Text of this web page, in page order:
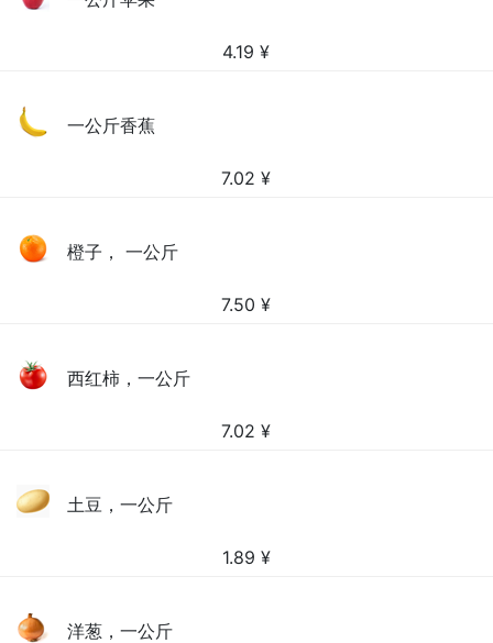
4.19 ¥
一公斤香蕉
7.02 ¥
橙子， 一公斤
7.50 ¥
西红柿，一公斤
7.02 ¥
土豆，一公斤
1.89 ¥
洋葱，一公斤